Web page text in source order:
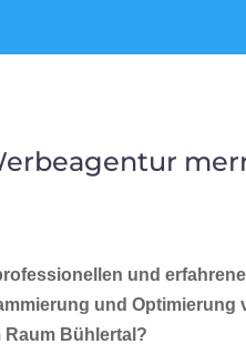
und
und Optimierung
Raum Bühlertal?